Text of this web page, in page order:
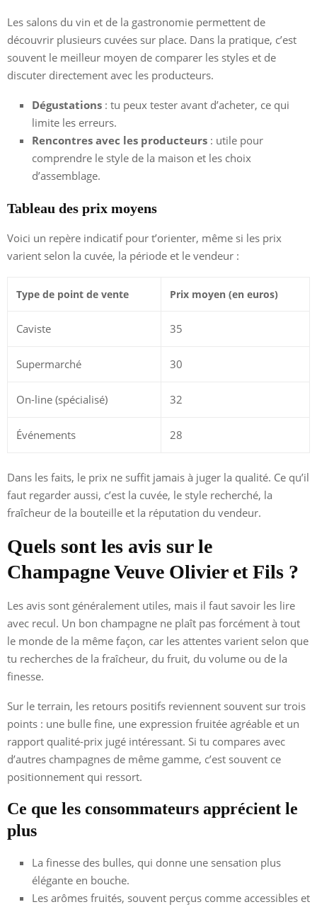
Les salons du vin et de la gastronomie permettent de
découvrir plusieurs cuvées sur place. Dans la pratique, c’est
souvent le meilleur moyen de comparer les styles et de
discuter directement avec les producteurs.
Dégustations : tu peux tester avant d’acheter, ce qui
limite les erreurs.
Rencontres avec les producteurs : utile pour
comprendre le style de la maison et les choix
d’assemblage.
Tableau des prix moyens
Voici un repère indicatif pour t’orienter, même si les prix
varient selon la cuvée, la période et le vendeur :
Type de point de vente Prix moyen (en euros)
Caviste 35
Supermarché 30
On-line (spécialisé) 32
Événements 28
Dans les faits, le prix ne suffit jamais à juger la qualité. Ce qu’il
faut regarder aussi, c’est la cuvée, le style recherché, la
fraîcheur de la bouteille et la réputation du vendeur.
Quels sont les avis sur le
Champagne Veuve Olivier et Fils ?
Les avis sont généralement utiles, mais il faut savoir les lire
avec recul. Un bon champagne ne plaît pas forcément à tout
le monde de la même façon, car les attentes varient selon que
tu recherches de la fraîcheur, du fruit, du volume ou de la
finesse.
Sur le terrain, les retours positifs reviennent souvent sur trois
points : une bulle fine, une expression fruitée agréable et un
rapport qualité-prix jugé intéressant. Si tu compares avec
d’autres champagnes de même gamme, c’est souvent ce
positionnement qui ressort.
Ce que les consommateurs apprécient le
plus
La finesse des bulles, qui donne une sensation plus
élégante en bouche.
Les arômes fruités, souvent perçus comme accessibles et